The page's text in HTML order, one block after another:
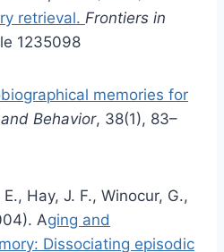
retrieval. Frontiers in
1235098
memories for
Behavior, 38(1), 83–
Hay, J. F., Winocur, G.,
Aging and
Dissociating episodic